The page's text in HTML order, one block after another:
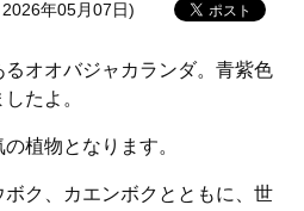
年05月07日)
オオバジャカランダ。青紫色
たよ。
植物となります。
ク、カエンボクとともに、世